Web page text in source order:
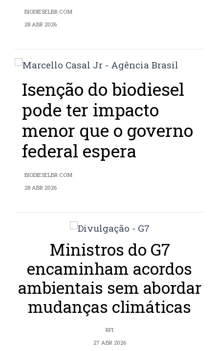
BIODIESELBR.COM
28 ABR 2026
Isenção do biodiesel
pode ter impacto
menor que o governo
federal espera
BIODIESELBR.COM
28 ABR 2026
Ministros do G7
encaminham acordos
ambientais sem abordar
mudanças climáticas
RFI
27 ABR 2026